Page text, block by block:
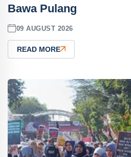
Bawa Pulang
09 AUGUST 2026
READ MORE